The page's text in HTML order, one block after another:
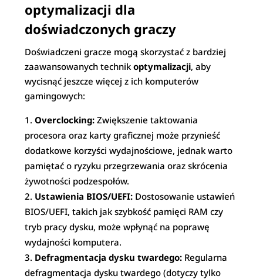
optymalizacji dla
doświadczonych graczy
Doświadczeni gracze mogą skorzystać z bardziej
zaawansowanych technikoptymalizacji, aby
wycisnąć jeszcze więcej z ich komputerów
gamingowych:
Overclocking: Zwiększenie taktowania
procesora oraz karty graficznej może przynieść
dodatkowe korzyści wydajnościowe, jednak warto
pamiętać o ryzyku przegrzewania oraz skrócenia
żywotności podzespołów.
Ustawienia BIOS/UEFI: Dostosowanie ustawień
BIOS/UEFI, takich jak szybkość pamięci RAM czy
tryb pracy dysku, może wpłynąć na poprawę
wydajności komputera.
Defragmentacja dysku twardego: Regularna
defragmentacja dysku twardego (dotyczy tylko